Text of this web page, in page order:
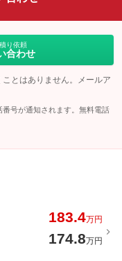
り依頼
合わせ
とはありません。メールア
号が通知されます。無料電話
183.4万円
174.8万円